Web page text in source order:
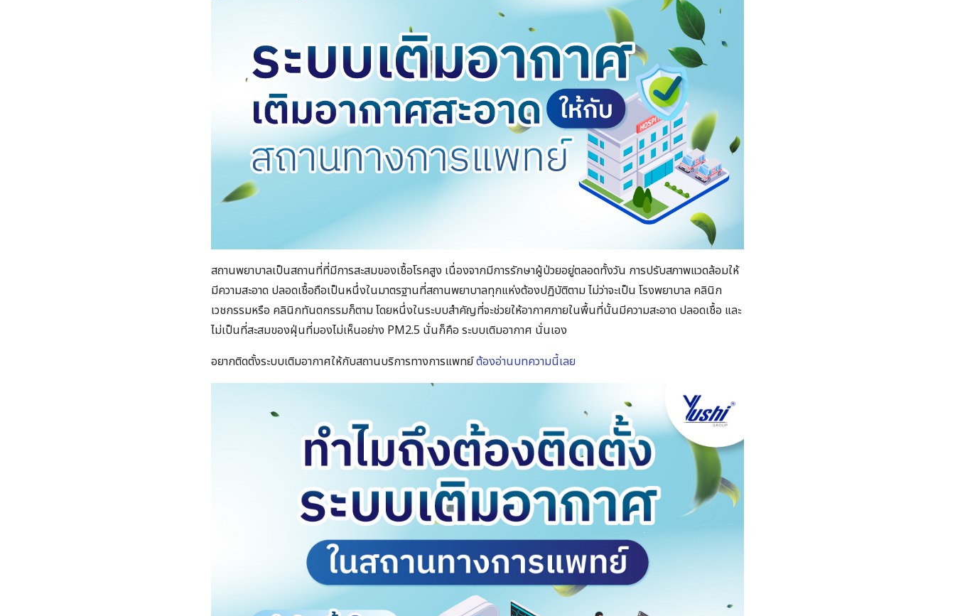
สถานพยาบาลเป็นสถานที่ที่มีการสะสมของเชื้อโรคสูง เนื่องจากมีการรักษาผู้ป่วยอยู่ตลอดทั้งวัน การปรับสภาพแวดล้อมให้
มีความสะอาด ปลอดเชื้อถือเป็นหนึ่งในมาตรฐานที่สถานพยาบาลทุกแห่งต้องปฏิบัติตาม ไม่ว่าจะเป็น โรงพยาบาล​ คลินิก
เวชกรรม​หรือ​ คลินิกทันตกรรมก็ตาม โดยหนึ่งในระบบสำคัญที่จะช่วยให้อากาศภายในพื้นที่นั้นมีความสะอาด ปลอดเชื้อ​ และ
ไม่เป็นที่สะสมของฝุ่นที่มองไม่เห็นอย่าง PM2.5​ นั่นก็คือ ระบบเติมอากาศ นั่นเอง
อยากติดตั้งระบบเติมอากาศให้กับสถานบริการทางการแพทย์ต้องอ่านบทความนี้เลย